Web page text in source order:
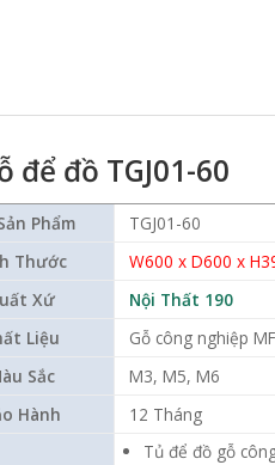
để đồ TGJ01-60
Phẩm
TGJ01-60
Thước
W600 x D600 x
Xứ
Nội Thất 190
Liệu
Gỗ công nghiệp
Sắc
M3, M5, M6
Hành
12 Tháng
Tủ để đồ gỗ